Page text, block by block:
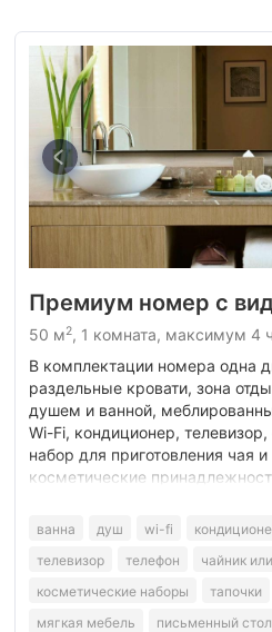
Премиум номер с
50 м2, 1 комната, максимум 4
В комплектации номера одна
раздельные кровати, зона
душем и ванной,
Wi-Fi, кондиционер,
набор для приготовления чая
косметические
ванна душ wi-fi
телевизор
телефон
чайник
косметические наборы
тапочки
мягкая мебель
письменный стол